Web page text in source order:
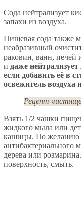
Сода нейтрализует
запахи из воздуха.
Пищевая сода также
неабразивный
раковин, ванн, печей
и даже
если добавить её в
освежитель воздуха
Рецепт
Взять 1/2 чашки
жидкого мыла или
кашицы. По желанию
антибактериального
дерева или
поверхность, смыть.